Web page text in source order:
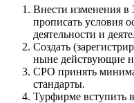
Внести изменения в
прописать условия
деятельности и
Создать
ныне действующие
СРО принять
стандарты.
Турфирме